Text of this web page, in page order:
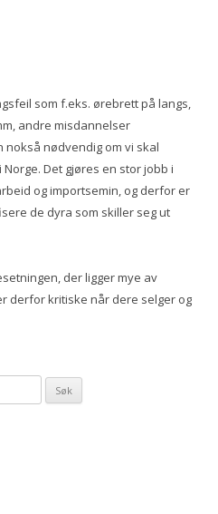
som f.eks. ørebrett på langs,
andre misdannelser
nødvendig om vi skal
Det gjøres en stor jobb i
og importsemin, og derfor er
de dyra som skiller seg ut
der ligger mye av
derfor kritiske når dere selger og